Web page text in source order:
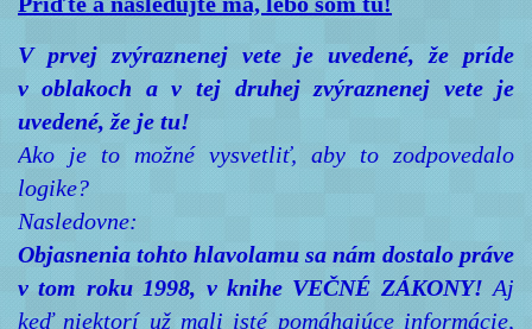
V prvej zvýraznenej vete je uvedené, že príde
v oblakoch a v tej druhej zvýraznenej vete je
uvedené, že je tu!
Ako je to možné vysvetliť, aby to zodpovedalo
logike?
Nasledovne:
Objasnenia tohto hlavolamu sa nám dostalo práve
v tom roku 1998, v knihe VEČNÉ ZÁKONY! Aj
keď niektorí už mali isté pomáhajúce informácie,